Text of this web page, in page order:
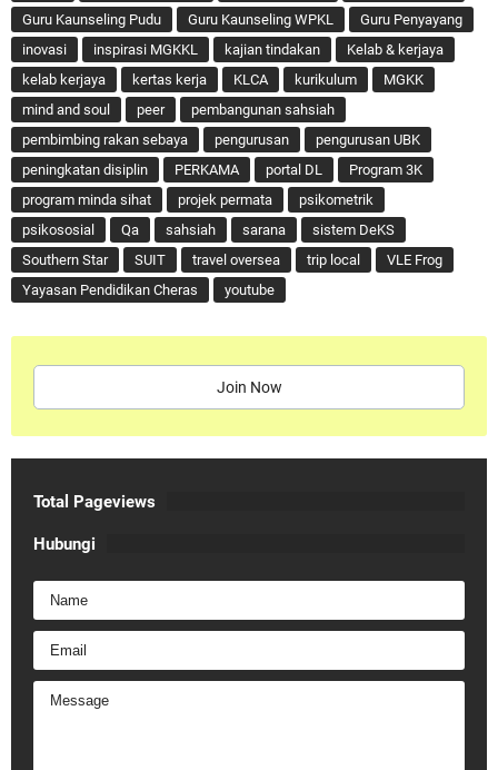
Guru Kaunseling Pudu
Guru Kaunseling WPKL
Guru Penyayang
inovasi
inspirasi MGKKL kajian tindakan
Kelab & kerjaya
kelab kerjaya
kertas kerja KLCA kurikulum
MGKK
mind and soul
peer
pembangunan sahsiah
pembimbing rakan sebaya
pengurusan
pengurusan UBK
peningkatan disiplin
PERKAMA portal DL
Program 3K
program minda sihat
projek permata
psikometrik
psikososial
Qa sahsiah sarana
sistem DeKS
Southern Star
SUIT travel oversea trip local
VLE Frog
Yayasan Pendidikan Cheras
youtube
Join Now
Total Pageviews
Hubungi